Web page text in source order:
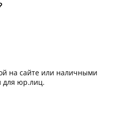
на сайте или наличными
для юр.лиц.